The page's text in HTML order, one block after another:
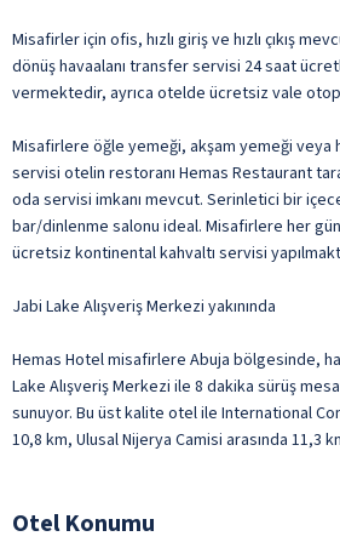
Misafirler için ofis, hızlı giriş ve hızlı çıkış
dönüş havaalanı transfer servisi 24 saat
vermektedir, ayrıca otelde ücretsiz vale
Misafirlere öğle yemeği, akşam yemeği veya
servisi otelin restoranı Hemas Restaurant
oda servisi imkanı mevcut. Serinletici bir
bar/dinlenme salonu ideal. Misafirlere her gün
ücretsiz kontinental kahvaltı servisi
Jabi Lake Alışveriş Merkezi yakınında
Hemas Hotel misafirlere Abuja bölgesinde,
Lake Alışveriş Merkezi ile 8 dakika sürüş
sunuyor. Bu üst kalite otel ile International
10,8 km, Ulusal Nijerya Camisi arasında 11,3
Otel Konumu